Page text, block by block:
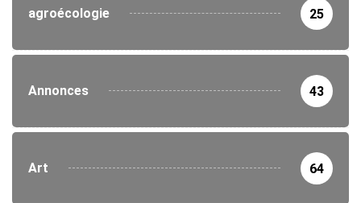
agroécologie 25
Annonces 43
Art 64